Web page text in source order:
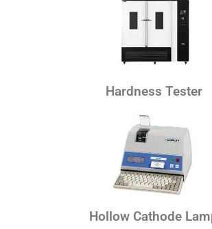
Hardness Tester
Hollow Cathode